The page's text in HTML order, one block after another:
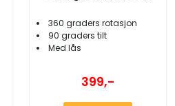
360 graders rotasjon
90 graders tilt
Med lås
399,-